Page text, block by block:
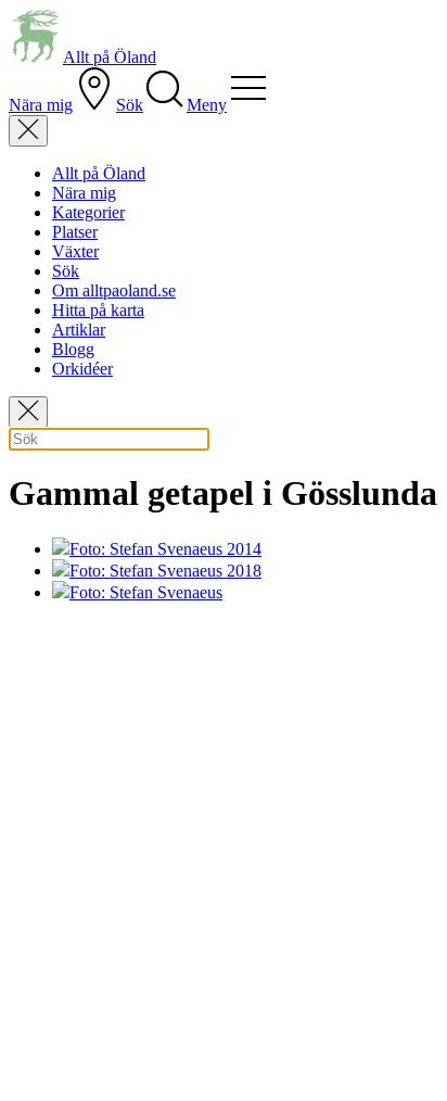
Allt på Öland
Nära mig Sök Meny
Allt på Öland
Nära mig
Kategorier
Platser
Växter
Sök
Om alltpaoland.se
Hitta på karta
Artiklar
Blogg
Orkidéer
Gammal getapel i Gösslunda
Foto: Stefan Svenaeus 2014
Foto: Stefan Svenaeus 2018
Foto: Stefan Svenaeus